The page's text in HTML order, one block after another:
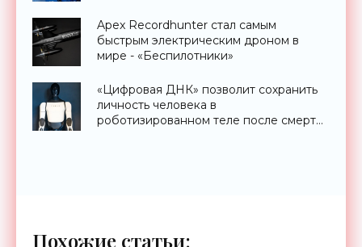
Apex Recordhunter стал самым
быстрым электрическим дроном в
мире - «Беспилотники»
«Цифровая ДНК» позволит сохранить
личность человека в
роботизированном теле после смерти
Похожие статьи: